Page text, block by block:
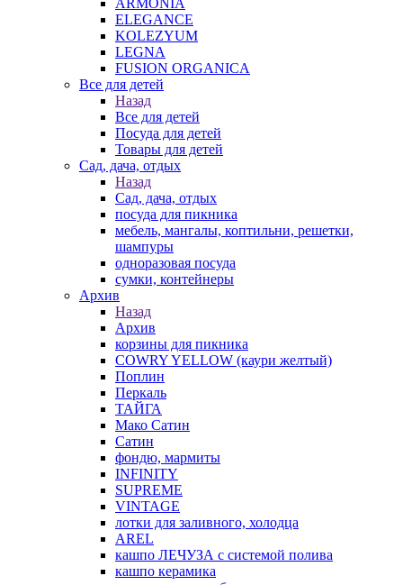
ELEGANCE
KOLEZYUM
LEGNA
FUSION ORGANICA
Все для детей
Назад
Все для детей
Посуда для детей
Товары для детей
Сад, дача, отдых
Назад
Сад, дача, отдых
посуда для пикника
мебель, мангалы, коптильни, решетки,
шампуры
одноразовая посуда
сумки, контейнеры
Архив
Назад
Архив
корзины для пикника
COWRY YELLOW (каури желтый)
Поплин
Перкаль
ТАЙГА
Мако Сатин
Сатин
фондю, мармиты
INFINITY
SUPREME
VINTAGE
лотки для заливного, холодца
AREL
кашпо ЛЕЧУЗА с системой полива
кашпо керамика